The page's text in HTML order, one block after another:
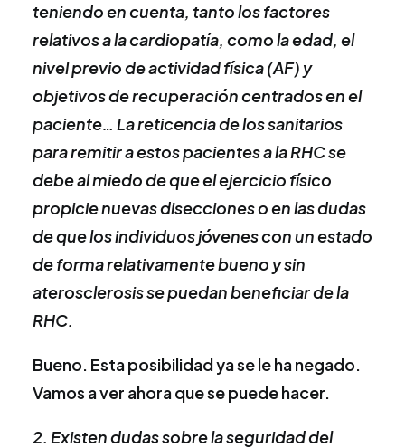
teniendo en cuenta, tanto los factores
relativos a la cardiopatía, como la edad, el
nivel previo de actividad física (AF) y
objetivos de recuperación centrados en el
paciente… La reticencia de los sanitarios
para remitir a estos pacientes a la RHC se
debe al miedo de que el ejercicio físico
propicie nuevas disecciones o en las dudas
de que los individuos jóvenes con un estado
de forma relativamente bueno y sin
aterosclerosis se puedan beneficiar de la
RHC.
Bueno. Esta posibilidad ya se le ha negado.
Vamos a ver ahora que se puede hacer.
2. Existen dudas sobre la seguridad del